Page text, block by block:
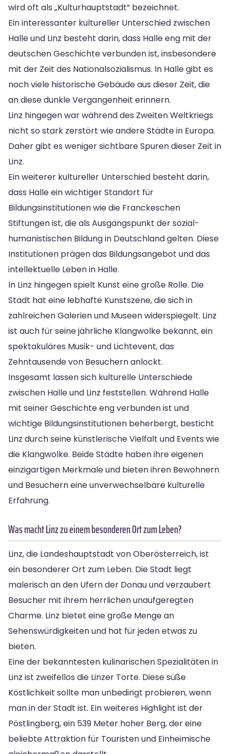
wird oft als „Kulturhauptstadt“ bezeichnet.
Ein interessanter kultureller Unterschied zwischen
Halle und Linz besteht darin, dass Halle eng mit der
deutschen Geschichte verbunden ist, insbesondere
mit der Zeit des Nationalsozialismus. In Halle gibt es
noch viele historische Gebäude aus dieser Zeit, die
an diese dunkle Vergangenheit erinnern.
Linz hingegen war während des Zweiten Weltkriegs
nicht so stark zerstört wie andere Städte in Europa.
Daher gibt es weniger sichtbare Spuren dieser Zeit in
Linz.
Ein weiterer kultureller Unterschied besteht darin,
dass Halle ein wichtiger Standort für
Bildungsinstitutionen wie die Franckeschen
Stiftungen ist, die als Ausgangspunkt der sozial-
humanistischen Bildung in Deutschland gelten. Diese
Institutionen prägen das Bildungsangebot und das
intellektuelle Leben in Halle.
In Linz hingegen spielt Kunst eine große Rolle. Die
Stadt hat eine lebhafte Kunstszene, die sich in
zahlreichen Galerien und Museen widerspiegelt. Linz
ist auch für seine jährliche Klangwolke bekannt, ein
spektakuläres Musik- und Lichtevent, das
Zehntausende von Besuchern anlockt.
Insgesamt lassen sich kulturelle Unterschiede
zwischen Halle und Linz feststellen. Während Halle
mit seiner Geschichte eng verbunden ist und
wichtige Bildungsinstitutionen beherbergt, besticht
Linz durch seine künstlerische Vielfalt und Events wie
die Klangwolke. Beide Städte haben ihre eigenen
einzigartigen Merkmale und bieten ihren Bewohnern
und Besuchern eine unverwechselbare kulturelle
Erfahrung.
Was macht Linz zu einem besonderen Ort zum Leben?
Linz, die Landeshauptstadt von Oberösterreich, ist
ein besonderer Ort zum Leben. Die Stadt liegt
malerisch an den Ufern der Donau und verzaubert
Besucher mit ihrem herrlichen unaufgeregten
Charme. Linz bietet eine große Menge an
Sehenswürdigkeiten und hat für jeden etwas zu
bieten.
Eine der bekanntesten kulinarischen Spezialitäten in
Linz ist zweifellos die Linzer Torte. Diese süße
Köstlichkeit sollte man unbedingt probieren, wenn
man in der Stadt ist. Ein weiteres Highlight ist der
Pöstlingberg, ein 539 Meter hoher Berg, der eine
beliebte Attraktion für Touristen und Einheimische